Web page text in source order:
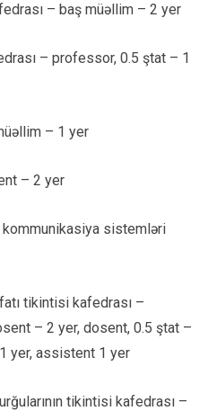
– baş müəllim – 2 yer
– professor, 0.5 ştat – 1
– 1 yer
– 2 yer
kommunikasiya sistemləri
tikintisi kafedrası –
– 2 yer, dosent, 0.5 ştat –
yer, assistent 1 yer
tikintisi kafedrası –